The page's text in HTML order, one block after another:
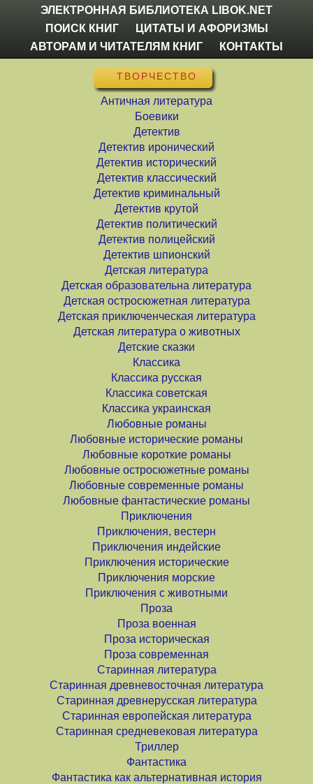
ЭЛЕКТРОННАЯ БИБЛИОТЕКА LIBOK.NET
ПОИСК КНИГ
ЦИТАТЫ И АФОРИЗМЫ
АВТОРАМ И ЧИТАТЕЛЯМ КНИГ
КОНТАКТЫ
ТВОРЧЕСТВО
Античная литература
Боевики
Детектив
Детектив иронический
Детектив исторический
Детектив классический
Детектив криминальный
Детектив крутой
Детектив политический
Детектив полицейский
Детектив шпионский
Детская литература
Детская образовательна литература
Детская остросюжетная литература
Детская приключенческая литература
Детская литература о животных
Детские сказки
Классика
Классика русская
Классика советская
Классика украинская
Любовные романы
Любовные исторические романы
Любовные короткие романы
Любовные остросюжетные романы
Любовные современные романы
Любовные фантастические романы
Приключения
Приключения, вестерн
Приключения индейские
Приключения исторические
Приключения морские
Приключения с животными
Проза
Проза военная
Проза историческая
Проза современная
Старинная литература
Старинная древневосточная литература
Старинная древнерусская литература
Старинная европейская литература
Старинная средневековая литература
Триллер
Фантастика
Фантастика как альтернативная история